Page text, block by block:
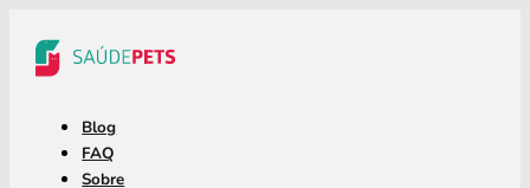
Blog
FAQ
Sobre